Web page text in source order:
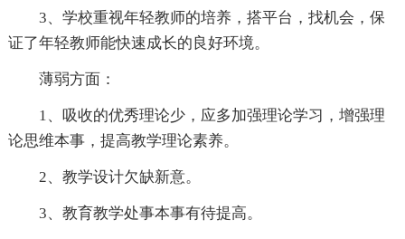
3、学校重视年轻教师的培养，搭平台，找机会，保
证了年轻教师能快速成长的良好环境。
薄弱方面：
1、吸收的优秀理论少，应多加强理论学习，增强理
论思维本事，提高教学理论素养。
2、教学设计欠缺新意。
3、教育教学处事本事有待提高。